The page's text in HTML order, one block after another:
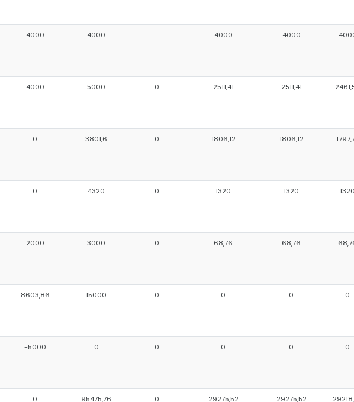
4000 4000 - 4000 4000
4000 5000 0 2511,41 2511,41
0 3801,6 0 1806,12 1806,12
0 4320 0 1320 1320 1320
2000 3000 0 68,76 68,76
8603,86 15000 0 0 0 0
-5000 0 0 0 0 0
0 95475,76 0 29275,52 29275,52